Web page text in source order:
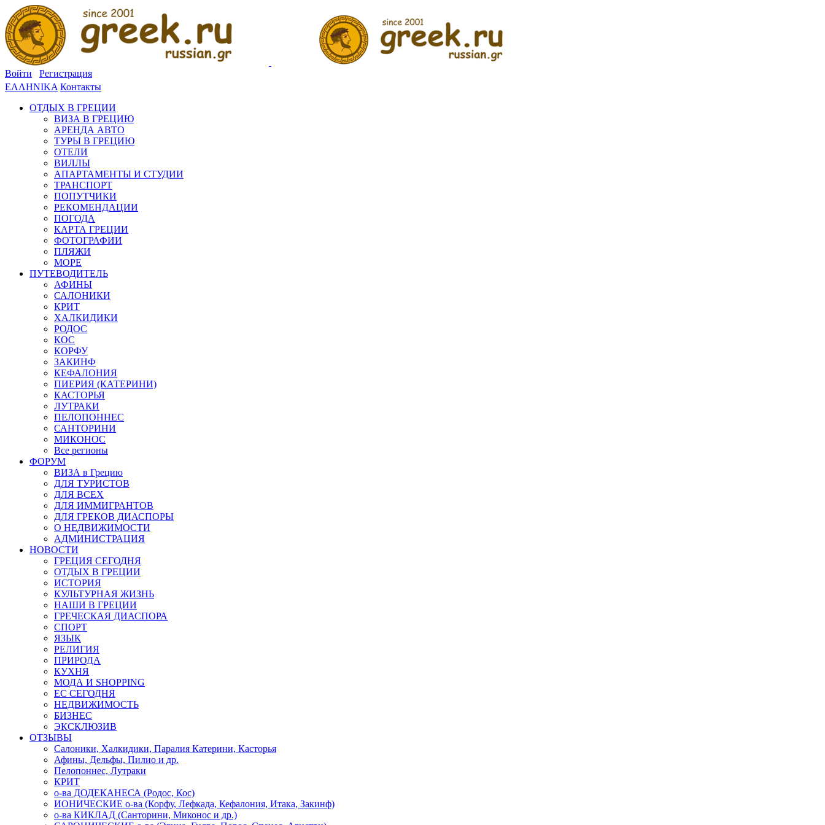
Войти
Регистрация
ΕΛΛΗΝΙΚΑ Контакты
ОТДЫХ В ГРЕЦИИ
ВИЗА В ГРЕЦИЮ
АРЕНДА АВТО
ТУРЫ В ГРЕЦИЮ
ОТЕЛИ
ВИЛЛЫ
АПАРТАМЕНТЫ И СТУДИИ
ТРАНСПОРТ
ПОПУТЧИКИ
РЕКОМЕНДАЦИИ
ПОГОДА
КАРТА ГРЕЦИИ
ФОТОГРАФИИ
ПЛЯЖИ
МОРЕ
ПУТЕВОДИТЕЛЬ
АФИНЫ
САЛОНИКИ
КРИТ
ХАЛКИДИКИ
РОДОС
КОС
КОРФУ
ЗАКИНФ
КЕФАЛОНИЯ
ПИЕРИЯ (КАТЕРИНИ)
КАСТОРЬЯ
ЛУТРАКИ
ПЕЛОПОННЕС
САНТОРИНИ
МИКОНОС
Все регионы
ФОРУМ
ВИЗА в Грецию
ДЛЯ ТУРИСТОВ
ДЛЯ ВСЕХ
ДЛЯ ИММИГРАНТОВ
ДЛЯ ГРЕКОВ ДИАСПОРЫ
О НЕДВИЖИМОСТИ
АДМИНИСТРАЦИЯ
НОВОСТИ
ГРЕЦИЯ СЕГОДНЯ
ОТДЫХ В ГРЕЦИИ
ИСТОРИЯ
КУЛЬТУРНАЯ ЖИЗНЬ
НАШИ В ГРЕЦИИ
ГРЕЧЕСКАЯ ДИАСПОРА
СПОРТ
ЯЗЫК
РЕЛИГИЯ
ПРИРОДА
КУХНЯ
МОДА И SHOPPING
ЕС СЕГОДНЯ
НЕДВИЖИМОСТЬ
БИЗНЕС
ЭКСКЛЮЗИВ
ОТЗЫВЫ
Салоники, Халкидики, Паралия Катерини, Касторья
Афины, Дельфы, Пилио и др.
Пелопоннес, Лутраки
КРИТ
о-ва ДОДЕКАНЕСА (Родос, Кос)
ИОНИЧЕСКИЕ о-ва (Корфу, Лефкада, Кефалония, Итака, Закинф)
о-ва КИКЛАД (Санторини, Миконос и др.)